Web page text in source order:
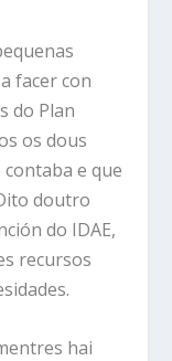
facer con
do Plan
os dous
e que
doutro
do IDAE,
recursos
hai